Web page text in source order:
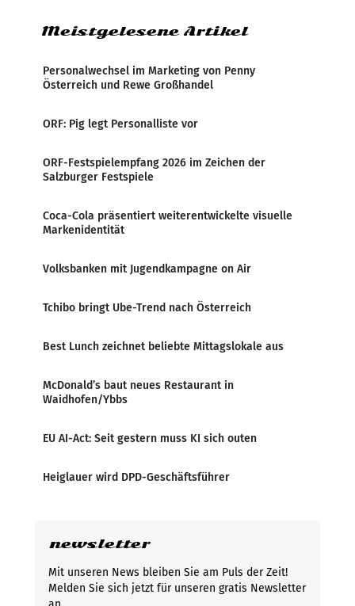
Meistgelesene Artikel
Personalwechsel im Marketing von Penny
Österreich und Rewe Großhandel
ORF: Pig legt Personalliste vor
ORF-Festspielempfang 2026 im Zeichen der
Salzburger Festspiele
Coca-Cola präsentiert weiterentwickelte visuelle
Markenidentität
Volksbanken mit Jugendkampagne on Air
Tchibo bringt Ube-Trend nach Österreich
Best Lunch zeichnet beliebte Mittagslokale aus
McDonald’s baut neues Restaurant in
Waidhofen/Ybbs
EU AI-Act: Seit gestern muss KI sich outen
Heiglauer wird DPD-Geschäftsführer
newsletter
Mit unseren News bleiben Sie am Puls der Zeit!
Melden Sie sich jetzt für unseren gratis Newsletter